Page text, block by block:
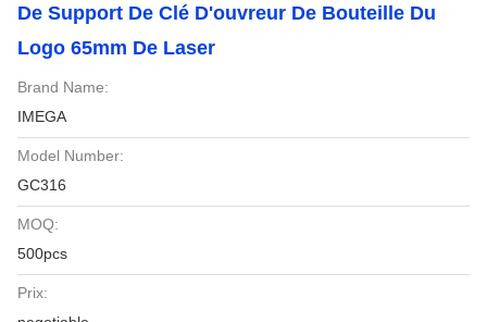
De Support De Clé D'ouvreur De Bouteille Du
Logo 65mm De Laser
Brand Name:
IMEGA
Model Number:
GC316
MOQ:
500pcs
Prix: